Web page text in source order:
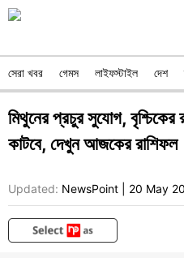
সেরা খবর গেমস লাইফস্টাইল দেশ
মিথুনের প্রচুর সুযোগ,
কাটবে, দেখুন আজকের রাশিফল
Updated: NewsPoint 20 May